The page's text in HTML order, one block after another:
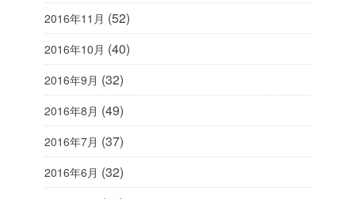
2016年11月 (52)
2016年10月 (40)
2016年9月 (32)
2016年8月 (49)
2016年7月 (37)
2016年6月 (32)